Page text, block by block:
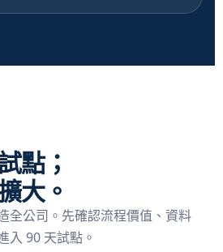
點；
大。
全公司。先確認流程價值、資料
入 90 天試點。